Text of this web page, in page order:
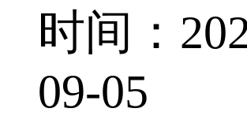
时间：
09-05